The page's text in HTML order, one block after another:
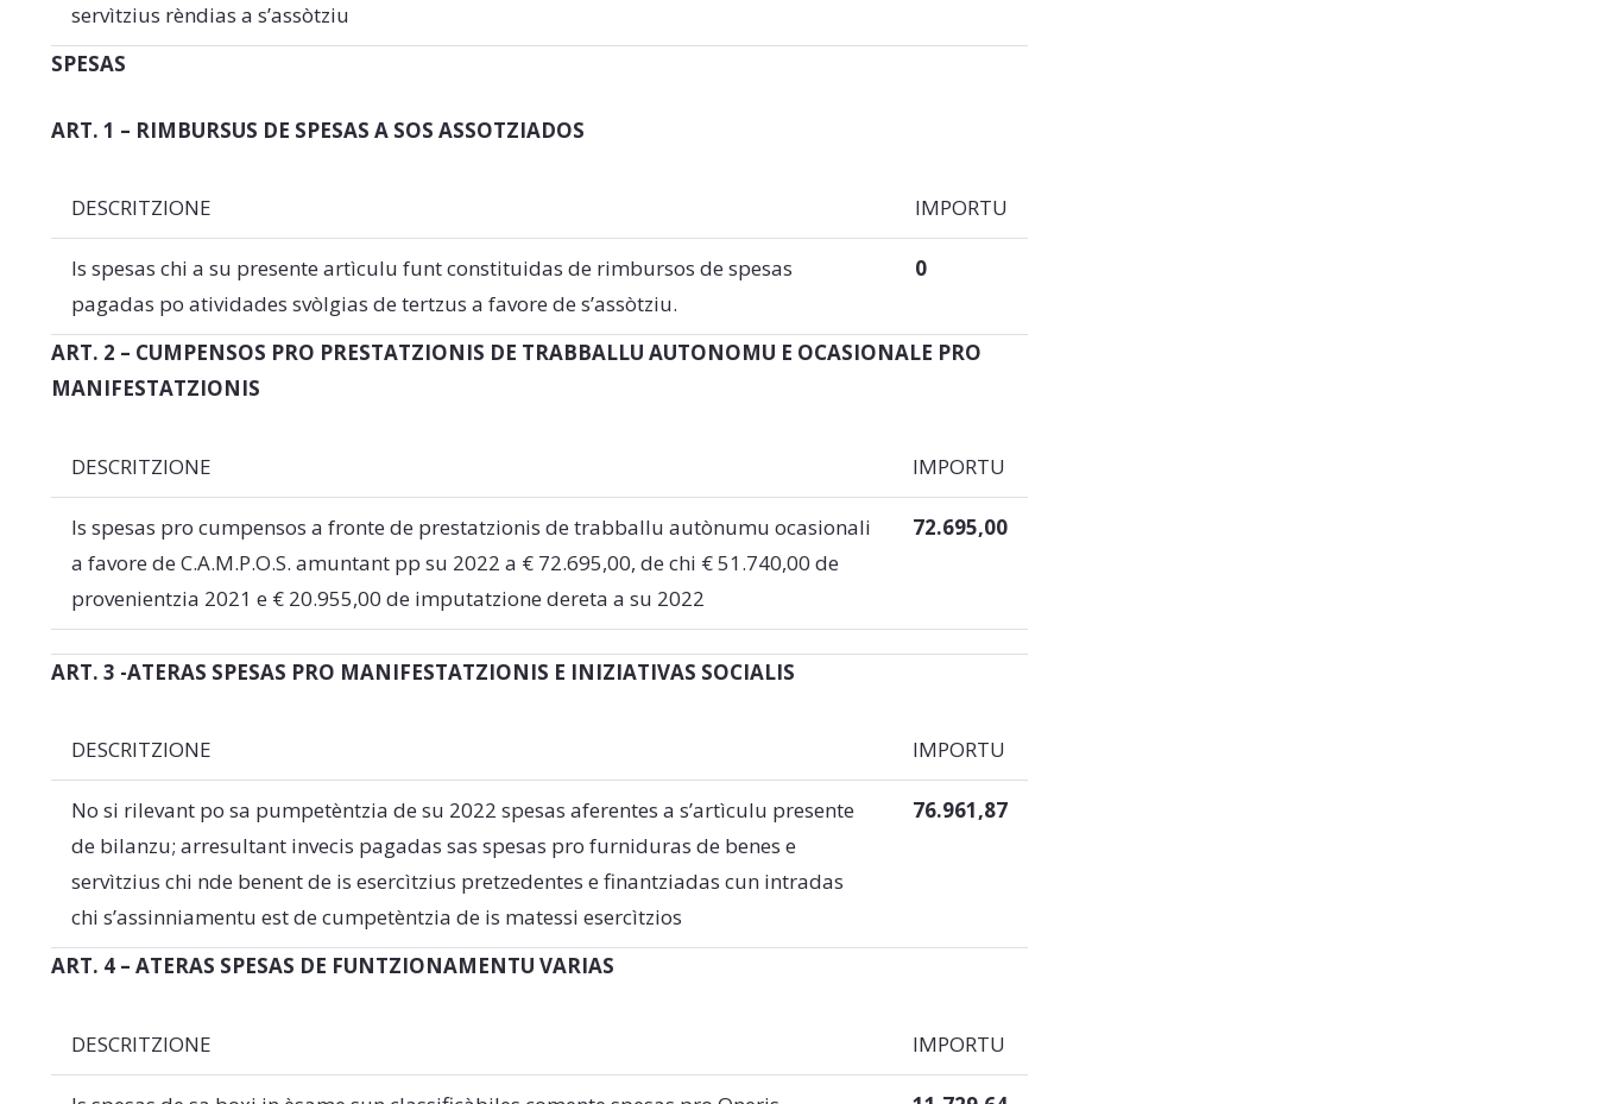
servìtzius rèndias a s’assòtziu
SPESAS
ART. 1 – RIMBURSUS DE SPESAS A SOS ASSOTZIADOS
DESCRITZIONE IMPORTU
Is spesas chi a su presente artìculu funt constituidas de rimbursos de spesas
pagadas po atividades svòlgias de tertzus a favore de s’assòtziu.
0
ART. 2 – CUMPENSOS PRO PRESTATZIONIS DE TRABBALLU AUTONOMU E OCASIONALE PRO
MANIFESTATZIONIS
DESCRITZIONE IMPORTU
Is spesas pro cumpensos a fronte de prestatzionis de trabballu autònumu ocasionali
a favore de C.A.M.P.O.S. amuntant pp su 2022 a € 72.695,00, de chi € 51.740,00 de
provenientzia 2021 e € 20.955,00 de imputatzione dereta a su 2022
72.695,00
ART. 3 -ATERAS SPESAS PRO MANIFESTATZIONIS E INIZIATIVAS SOCIALIS
DESCRITZIONE IMPORTU
No si rilevant po sa pumpetèntzia de su 2022 spesas aferentes a s’artìculu presente
de bilanzu; arresultant invecis pagadas sas spesas pro furniduras de benes e
servìtzius chi nde benent de is esercìtzius pretzedentes e finantziadas cun intradas
chi s’assinniamentu est de cumpetèntzia de is matessi esercìtzios
76.961,87
ART. 4 – ATERAS SPESAS DE FUNTZIONAMENTU VARIAS
DESCRITZIONE IMPORTU